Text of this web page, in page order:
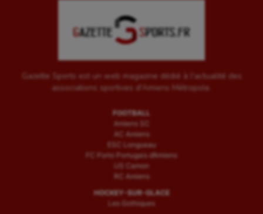
Gazette Sports est un web magazine dédié à l'actualité des
associations sportives d'Amiens Métropole.
FOOTBALL
Amiens SC
AC Amiens
ESC Longueau
FC Porto Portugais d’Amiens
US Camon
RC Amiens
HOCKEY-SUR-GLACE
Les Gothiques